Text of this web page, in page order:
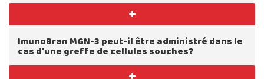
ImunoBran MGN-3 peut-il être administré dans le
cas d’une greffe de cellules souches?